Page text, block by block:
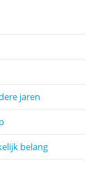
jaren
belang